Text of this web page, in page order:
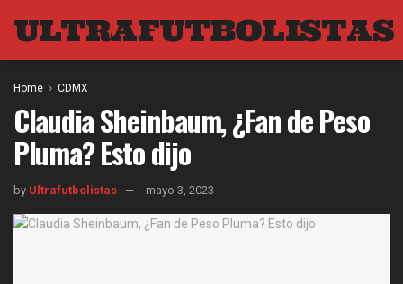
ULTRAFUTBOLISTAS
Home CDMX
Claudia Sheinbaum, ¿Fan de Peso
Pluma? Esto dijo
by Ultrafutbolistas mayo 3, 2023